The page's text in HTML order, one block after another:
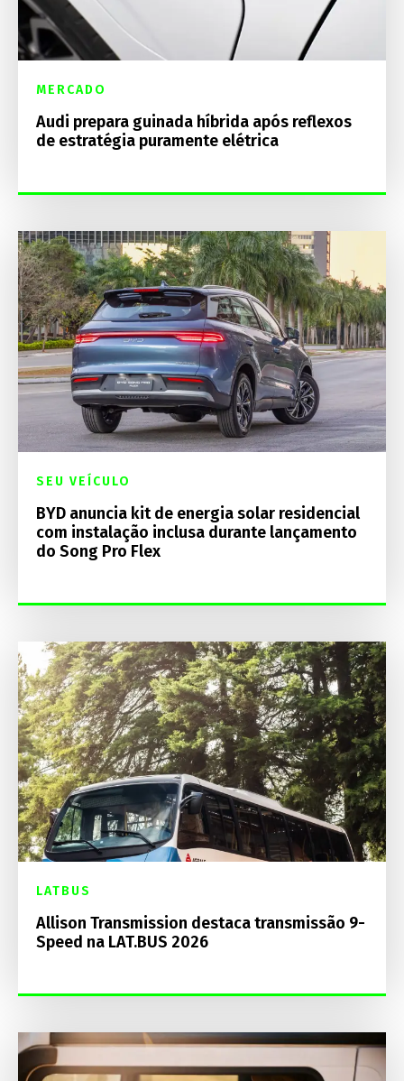
MERCADO
Audi prepara guinada híbrida após reflexos
de estratégia puramente elétrica
SEU VEÍCULO
BYD anuncia kit de energia solar residencial
com instalação inclusa durante lançamento
do Song Pro Flex
LATBUS
Allison Transmission destaca transmissão 9-
Speed na LAT.BUS 2026